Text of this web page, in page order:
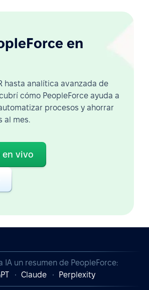
en
hasta analítica avanzada de
cómo PeopleForce ayuda a
procesos y ahorrar
al mes.
en vivo
IA un resumen de PeopleForce:
Claude Perplexity